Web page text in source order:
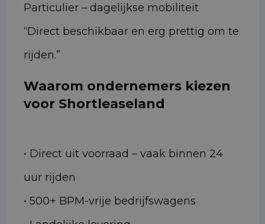
Particulier – dagelijkse mobiliteit
“Direct beschikbaar en erg prettig om te
rijden.”
Waarom ondernemers kiezen
voor Shortleaseland
• Direct uit voorraad – vaak binnen 24
uur rijden
• 500+ BPM-vrije bedrijfswagens